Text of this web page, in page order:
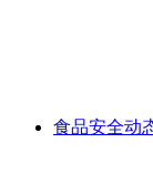
食品安全动